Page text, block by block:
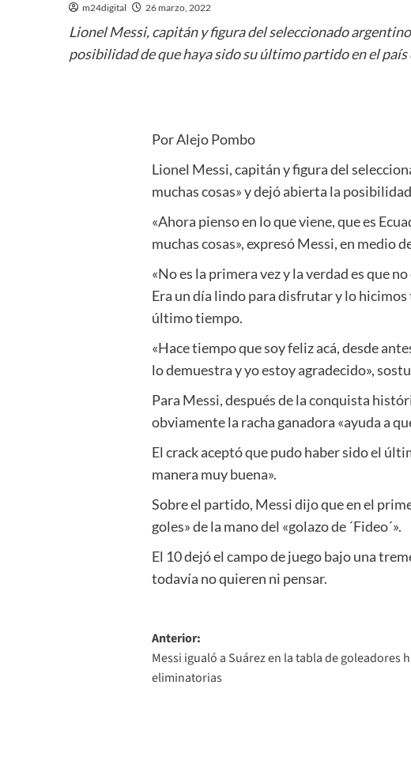
m24digital 26 marzo, 2022
Lionel Messi, capitán y figura del seleccionado
posibilidad de que haya sido su último partido en el país
Por Alejo Pombo
Lionel Messi, capitán y figura del
muchas cosas» y dejó abierta la
«Ahora pienso en lo que viene, que es
muchas cosas», expresó Messi, en medio
«No es la primera vez y la verdad es que
Era un día lindo para disfrutar y lo
último tiempo.
«Hace tiempo que soy feliz acá, desde
lo demuestra y yo estoy agradecido»,
Para Messi, después de la conquista
obviamente la racha ganadora «ayuda a
El crack aceptó que pudo haber sido el
manera muy buena».
Sobre el partido, Messi dijo que en el
goles» de la mano del «golazo de ´Fideo´».
El 10 dejó el campo de juego bajo una
todavía no quieren ni pensar.
Navegación
de
entradas
Anterior:
Messi igualó a Suárez en la tabla de goleadores
eliminatorias